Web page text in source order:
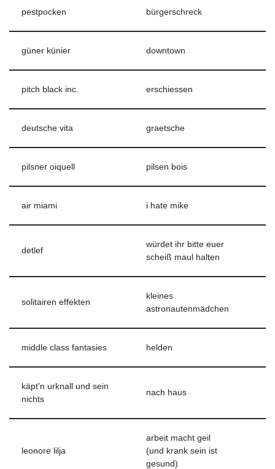
pestpocken bürgerschreck
güner künier downtown
pitch black inc. erschiessen
deutsche vita graetsche
pilsner oiquell pilsen bois
air miami i hate mike
detlef
würdet ihr bitte euer
scheiß maul halten
solitairen effekten
kleines
astronautenmädchen
middle class fantasies helden
käpt'n urknall und sein
nichts
nach haus
leonore lilja
arbeit macht geil
(und krank sein ist
gesund)